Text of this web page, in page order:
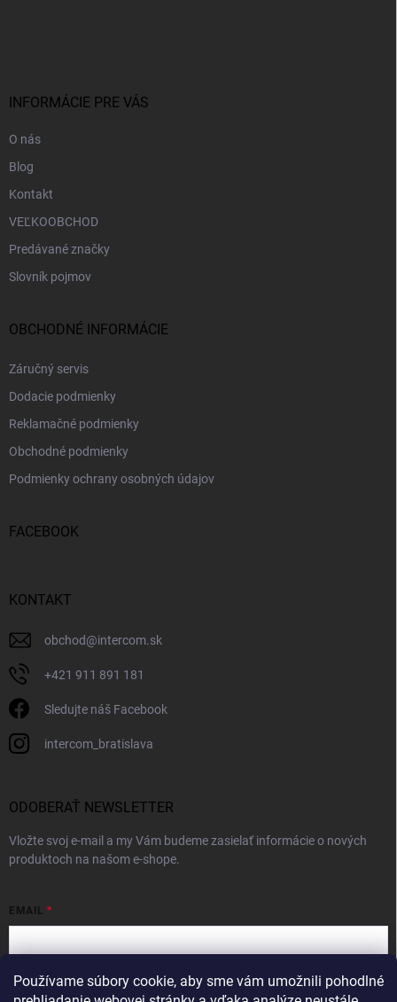
Používame súbory cookie, aby sme vám umožnili pohodlné
INFORMÁCIE PRE VÁS
O nás
Blog
Kontakt
VEĽKOOBCHOD
Predávané značky
Slovník pojmov
OBCHODNÉ INFORMÁCIE
Záručný servis
Dodacie podmienky
Reklamačné podmienky
Obchodné podmienky
Podmienky ochrany osobných údajov
FACEBOOK
KONTAKT
obchod@intercom.sk
+421 911 891 181
Sledujte náš Facebook
intercom_bratislava
ODOBERAŤ NEWSLETTER
Vložte svoj e-mail a my Vám budeme zasielať informácie o nových
produktoch na našom e-shope.
EMAIL
Vložením e-mailu súhlasíte spodmienkami ochrany osobných údajov